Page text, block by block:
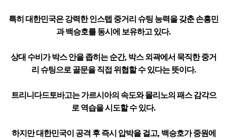
특히 대한민국은 강력한 인스텝 중거리 슈팅 능력을 갖춘 손흥민
과 백승호를 동시에 보유하고 있다.
상대 수비가 박스 안을 좁히는 순간, 박스 외곽에서 묵직한 중거
리 슈팅으로 골문을 직접 위협할 수 있다는 뜻이다.
트리니다드토바고는 가르시아의 속도와 몰리노의 패스 감각으
로 역습을 시도할 수 있다.
하지만 대한민국이 공격 후 즉시 압박을 걸고, 백승호가 중원에